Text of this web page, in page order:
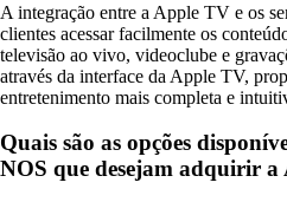
A integração entre a Apple TV e os
clientes acessar facilmente os
televisão ao vivo, videoclube e
através da interface da Apple TV,
entretenimento mais completa e
Quais são as opções
NOS que desejam adquirir a